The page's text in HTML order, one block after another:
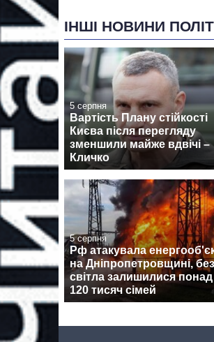
ІНШІ НОВИНИ
5 серпня
Вартість Плану стійкості
Києва після перегляду
зменшили майже вдвічі –
Кличко
5 серпня
Рф атакувала
на Дніпропетровщині, без
світла залишилися понад
120 тисяч сімей